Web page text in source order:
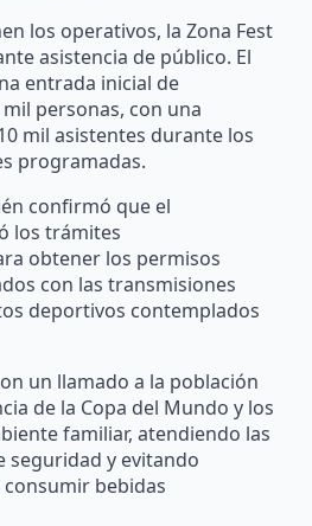
los operativos, la Zona Fest
asistencia de público. El
entrada inicial de
personas, con una
mil asistentes durante los
programadas.
confirmó que el
los trámites
obtener los permisos
con las transmisiones
deportivos contemplados
un llamado a la población
de la Copa del Mundo y los
familiar, atendiendo las
seguridad y evitando
bebidas